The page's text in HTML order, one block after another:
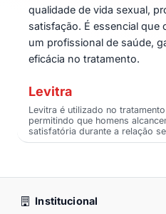
qualidade de vida sexual,
satisfação. É essencial que
um profissional de saúde,
eficácia no tratamento.
Levitra
Levitra é utilizado no
permitindo que homens
satisfatória durante a relação
Institucional